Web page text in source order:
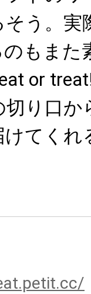
う。実
もまた
or
切り口
てく